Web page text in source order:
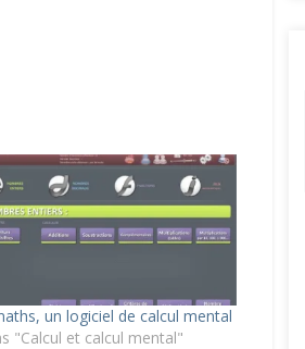
un logiciel de calcul mental
"Calcul et calcul mental"